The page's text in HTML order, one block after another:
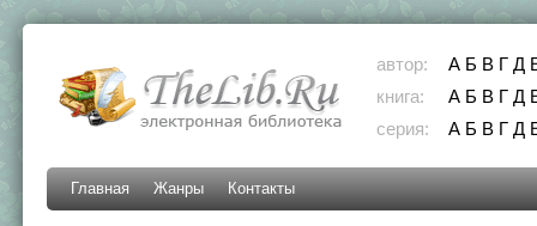
автор: А Б В Г Д
книга:
А Б В Г Д
серия:
А Б В Г Д
Главная Жанры Контакты